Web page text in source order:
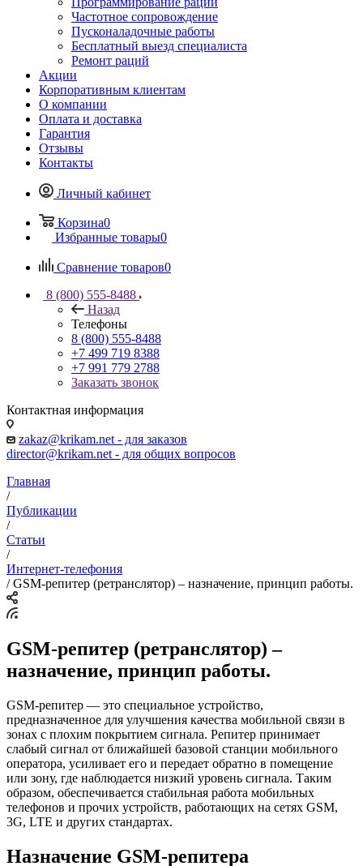
Частотное сопровождение
Пусконаладочные работы
Бесплатный выезд специалиста
Ремонт раций
Акции
Корпоративным клиентам
О компании
Оплата и доставка
Гарантия
Отзывы
Контакты
Личный кабинет
Корзина0
Избранные товары0
Сравнение товаров0
8 (800) 555-8488
Назад
Телефоны
8 (800) 555-8488
+7 499 719 8388
+7 991 779 2788
Заказать звонок
Контактная информация
zakaz@krikam.net - для заказов
director@krikam.net - для общих вопросов
Главная
/
Публикации
/
Статьи
/
Интернет-телефония
/GSM-репитер (ретранслятор) – назначение, принцип работы.
GSM-репитер (ретранслятор) –
назначение, принцип работы.
GSM-репитер — это специальное устройство,
предназначенное для улучшения качества мобильной связи в
зонах с плохим покрытием сигнала. Репитер принимает
слабый сигнал от ближайшей базовой станции мобильного
оператора, усиливает его и передает обратно в помещение
или зону, где наблюдается низкий уровень сигнала. Таким
образом, обеспечивается стабильная работа мобильных
телефонов и прочих устройств, работающих на сетях GSM,
3G, LTE и других стандартах.
Назначение GSM-репитера